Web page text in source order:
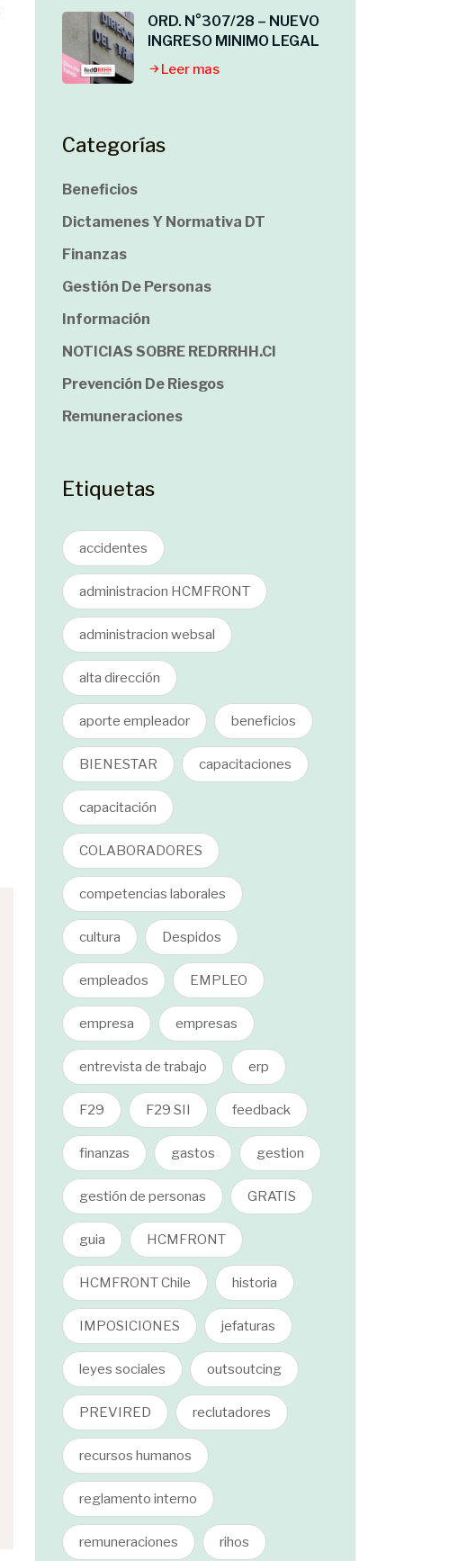
ORD. N°307/28 – NUEVO
INGRESO MINIMO LEGAL
Leer mas
Categorías
Beneficios
Dictamenes Y Normativa DT
Finanzas
Gestión De Personas
Información
NOTICIAS SOBRE REDRRHH.cl
Prevención De Riesgos
Remuneraciones
Etiquetas
accidentes
administracion HCMFRONT
administracion websal
alta dirección
aporte empleador beneficios
BIENESTAR capacitaciones
capacitación
COLABORADORES
competencias laborales
cultura Despidos
empleados EMPLEO
empresa empresas
entrevista de trabajo erp
F29 F29 SII feedback
finanzas gastos gestion
gestión de personas GRATIS
guia HCMFRONT
HCMFRONT Chile historia
IMPOSICIONES jefaturas
leyes sociales outsoutcing
PREVIRED reclutadores
recursos humanos
reglamento interno
remuneraciones rihos